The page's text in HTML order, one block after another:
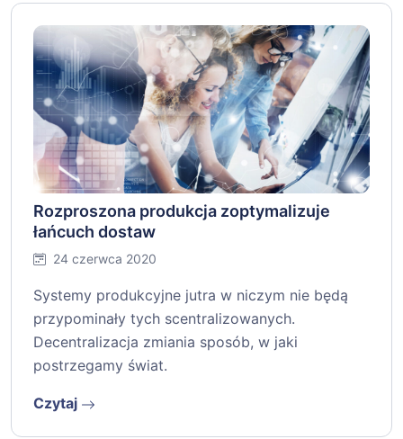
Rozproszona produkcja zoptymalizuje
łańcuch dostaw
24 czerwca 2020
Systemy produkcyjne jutra w niczym nie będą
przypominały tych scentralizowanych.
Decentralizacja zmiania sposób, w jaki
postrzegamy świat.
Czytaj